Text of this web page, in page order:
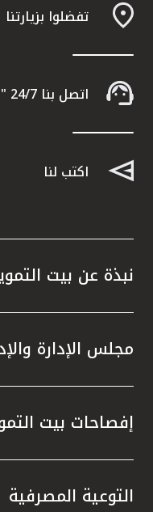
مواقع الفروع وأجهزة
ماليزيا
تفضلوا بزيارتنا
اتصل بنا 24/7 "الخدمة الهاتفية" 1803333
اكتب لنا
نبذة عن بيت
مجلس الإدارة
إفصاحات بيت
التوعية المصرفية